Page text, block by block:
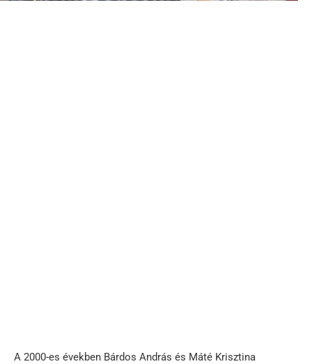
A 2000-es években Bárdos András és Máté Krisztina